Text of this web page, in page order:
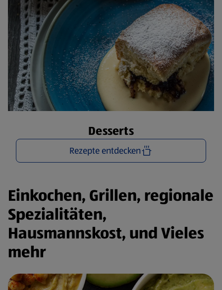
Desserts
Rezepte entdecken
Einkochen, Grillen, regionale
Spezialitäten,
Hausmannskost, und Vieles
mehr